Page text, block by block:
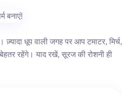
धूप वाली जगह पर आप टमाटर, मिर्च,
रहेंगे। याद रखें, सूरज की रोशनी ही